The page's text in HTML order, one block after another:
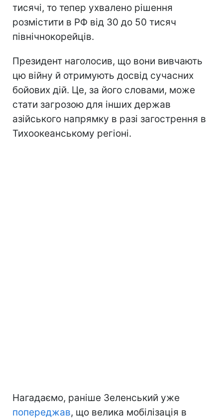
тисячі, то тепер ухвалено рішення
розмістити в РФ від 30 до 50 тисяч
північнокорейців.
Президент наголосив, що вони вивчають
цю війну й отримують досвід сучасних
бойових дій. Це, за його словами, може
стати загрозою для інших держав
азійського напрямку в разі загострення в
Тихоокеанському регіоні.
Нагадаємо, раніше Зеленський уже
попереджав, що велика мобілізація в